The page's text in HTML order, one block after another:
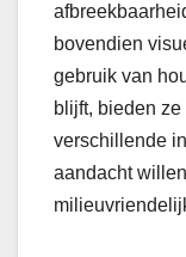
bovendien
gebruik van
blijft, bieden
verschillende
aandacht